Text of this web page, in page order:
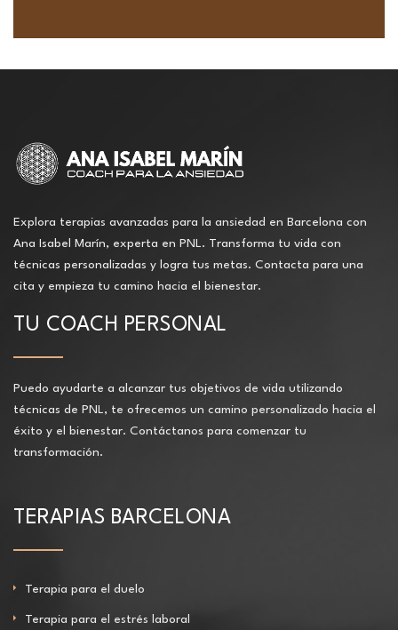
Explora terapias avanzadas para la ansiedad en Barcelona con
Ana Isabel Marín, experta en PNL. Transforma tu vida con
técnicas personalizadas y logra tus metas. Contacta para una
cita y empieza tu camino hacia el bienestar.
TU COACH PERSONAL
Puedo ayudarte a alcanzar tus objetivos de vida utilizando
técnicas de PNL, te ofrecemos un camino personalizado hacia el
éxito y el bienestar. Contáctanos para comenzar tu
transformación.
TERAPIAS BARCELONA
Terapia para el duelo
Terapia para el estrés laboral